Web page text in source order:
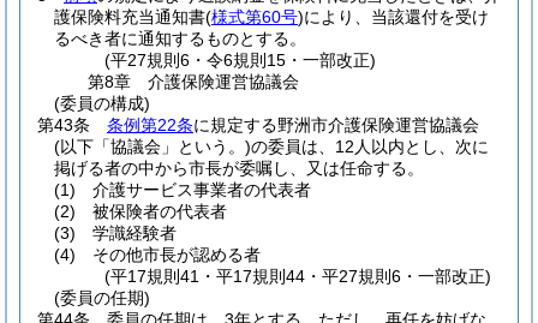
護保険料充当通知書(様式第60号)により、当該還付を受け
るべき者に通知するものとする。
(平27規則6・令6規則15・一部改正)
第8章
介護保険運営協議会
(委員の構成)
第43条
条例第22条に規定する野洲市介護保険運営協議会
(以下「協議会」という。)の委員は、12人以内とし、次に
掲げる者の中から市長が委嘱し、又は任命する。
(1)
介護サービス事業者の代表者
(2)
被保険者の代表者
(3)
学識経験者
(4)
その他市長が認める者
(平17規則41・平17規則44・平27規則6・一部改正)
(委員の任期)